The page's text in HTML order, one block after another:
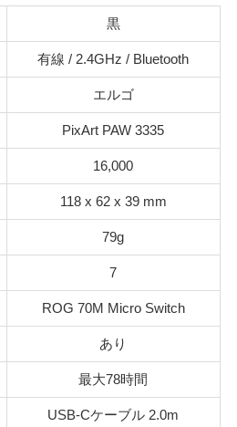
黒
有線 / 2.4GHz / Bluetooth
エルゴ
PixArt PAW 3335
16,000
118 x 62 x 39 mm
79g
7
ROG 70M Micro Switch
あり
最大78時間
USB-Cケーブル 2.0m